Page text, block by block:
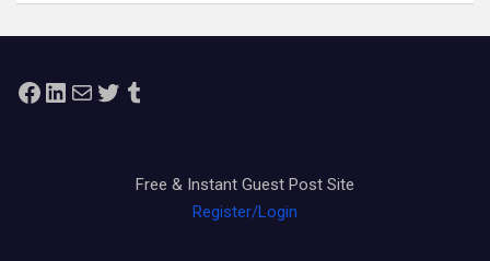
Facebook
LinkedIn
MailTwitterTumblr
Free & Instant Guest Post Site
Register/Login